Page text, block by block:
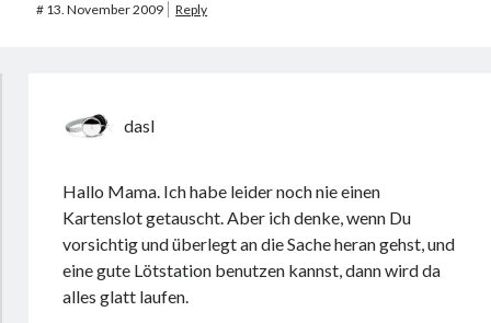
# 13. November 2009 Reply
dasI
Hallo Mama. Ich habe leider noch nie einen
Kartenslot getauscht. Aber ich denke, wenn Du
vorsichtig und überlegt an die Sache heran gehst, und
eine gute Lötstation benutzen kannst, dann wird da
alles glatt laufen.